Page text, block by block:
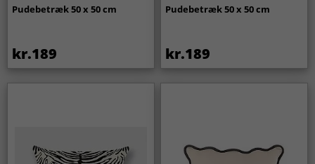
Pudebetræk 50 x 50 cm
kr.189
Pudebetræk 50 x 50 cm
kr.189